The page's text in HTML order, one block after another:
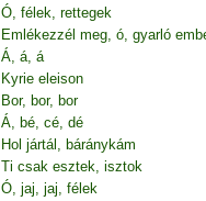
Ó, félek, rettegek
Emlékezzél meg, ó, gyarló
Á, á, á
Kyrie eleison
Bor, bor, bor
Á, bé, cé, dé
Hol jártál, báránykám
Ti csak esztek, isztok
Ó, jaj, jaj, félek